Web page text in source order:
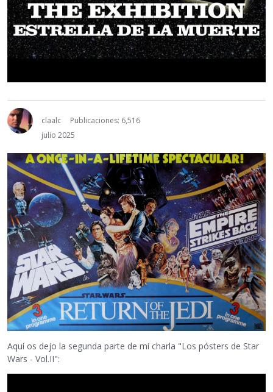
claalc
Publicaciones: 6,516
julio 2025
Aquí os dejo la segunda parte de mi charla "Los pósters de Star
Wars - Vol.II":